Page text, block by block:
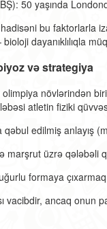
50 yaşında
bu faktorlarla
dayanıklılıqla
və strategiya
növlərindən
atletin fiziki
qəbul edilmiş anlayış
marşrut üzrə qələbəli
formaya
vacibdir, ancaq onun